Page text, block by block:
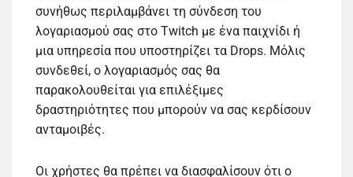
συνήθως περιλαμβάνει τη σύνδεση του
λογαριασμού σας στο Twitch με ένα παιχνίδι ή
μια υπηρεσία που υποστηρίζει τα Drops. Μόλις
συνδεθεί, ο λογαριασμός σας θα
παρακολουθείται για επιλέξιμες
δραστηριότητες που μπορούν να σας κερδίσουν
ανταμοιβές.
Οι χρήστες θα πρέπει να διασφαλίσουν ότι ο